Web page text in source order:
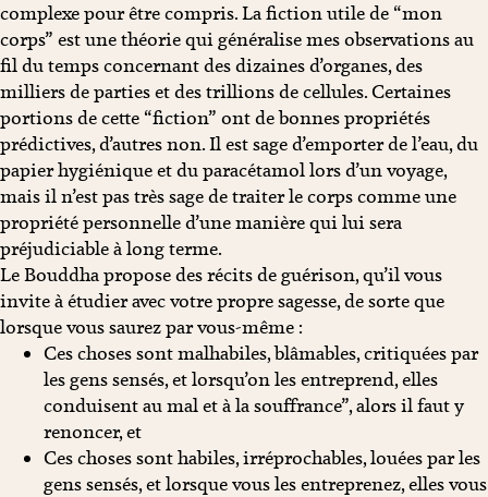
complexe pour être compris. La fiction utile de “mon
corps” est une théorie qui généralise mes observations au
fil du temps concernant des dizaines d’organes, des
milliers de parties et des trillions de cellules. Certaines
portions de cette “fiction” ont de bonnes propriétés
prédictives, d’autres non. Il est sage d’emporter de l’eau, du
papier hygiénique et du paracétamol lors d’un voyage,
mais il n’est pas très sage de traiter le corps comme une
propriété personnelle d’une manière qui lui sera
préjudiciable à long terme.
Le Bouddha propose des récits de guérison, qu’il vous
invite à étudier avec votre propre sagesse, de sorte que
lorsque vous saurez par vous-même :
Ces choses sont malhabiles, blâmables, critiquées par
les gens sensés, et lorsqu’on les entreprend, elles
conduisent au mal et à la souffrance”, alors il faut y
renoncer, et
Ces choses sont habiles, irréprochables, louées par les
gens sensés, et lorsque vous les entreprenez, elles vous